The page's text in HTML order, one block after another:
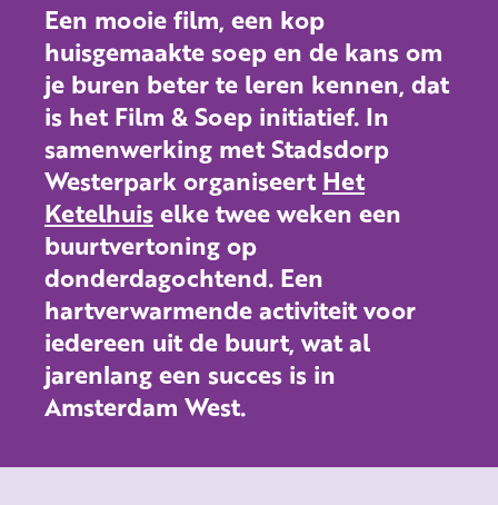
Een mooie film, een kop
huisgemaakte soep en de kans om
je buren beter te leren kennen, dat
is het Film & Soep initiatief. In
samenwerking met Stadsdorp
Westerpark organiseertHet
Ketelhuiselke twee weken een
buurtvertoning op
donderdagochtend. Een
hartverwarmende activiteit voor
iedereen uit de buurt, wat al
jarenlang een succes is in
Amsterdam West.